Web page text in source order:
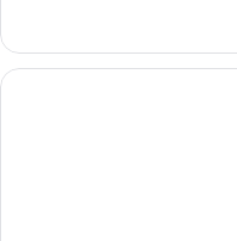
Kamar
Double
Comfort,